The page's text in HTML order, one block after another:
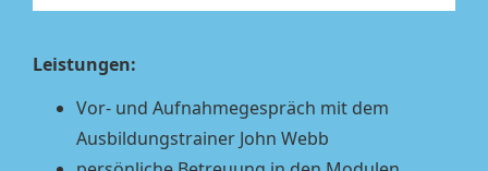
Leistungen:
Vor- und Aufnahmegespräch mit dem
Ausbildungstrainer John Webb